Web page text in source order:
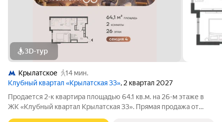
3D-тур
Крылатское
14 мин.
Клубный квартал «Крылатская 33», 2 квартал 2027
Продается 2-к квартира площадью 64.1 кв.м. на 26-м этаже в
ЖК «Клубный квартал Крылатская 33». Прямая продажа от